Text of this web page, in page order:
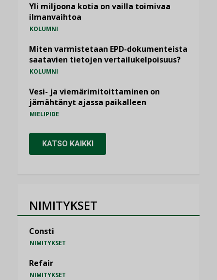
Yli miljoona kotia on vailla toimivaa
ilmanvaihtoa
KOLUMNI
Miten varmistetaan EPD-dokumenteista
saatavien tietojen vertailukelpoisuus?
KOLUMNI
Vesi- ja viemärimitoittaminen on
jämähtänyt ajassa paikalleen
MIELIPIDE
KATSO KAIKKI
NIMITYKSET
Consti
NIMITYKSET
Refair
NIMITYKSET